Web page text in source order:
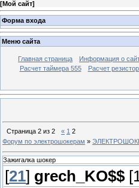
[Мой сайт]
Форма входа
Меню сайта
Главная страница Информация о
Расчет таймера 555
Расчет
Страница 2 из 2 « 1 2
Форум по электрошокерам »
Зажигалка шокер
[21] grech_KO$$